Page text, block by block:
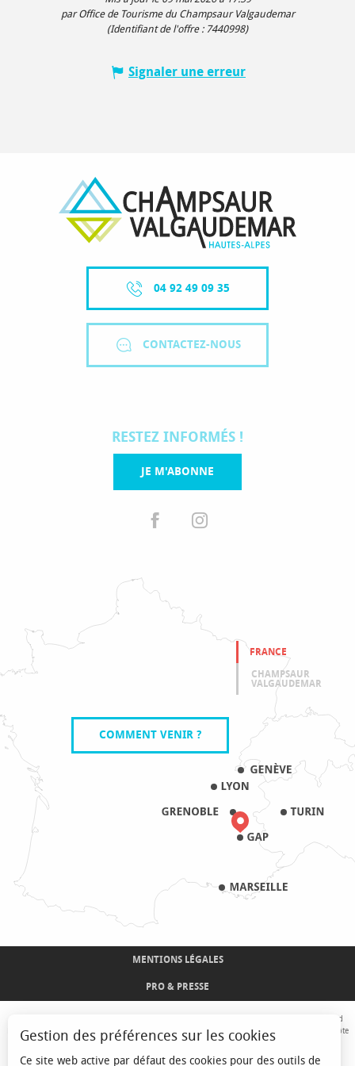
par Office de Tourisme du Champsaur Valgaudemar
(Identifiant de l'offre : 7440998)
Signaler une erreur
04 92 49 09 35
CONTACTEZ-NOUS
RESTEZ INFORMÉS !
JE M'ABONNE
FRANCE
CHAMPSAUR
VALGAUDEMAR
COMMENT VENIR ?
MENTIONS LÉGALES
PRO & PRESSE
Avec le concours de l'Union Européenne. L'Europe s'engage sur le Massif Alpin avec le fond
Européen de Développement Régional. Co-financé par le Conseil Régional Provence-Alpes-Côte
d'Azur et l'Etat, Commissariat Général des Territoires - FNADT - CIMA
Gestion des préférences sur les cookies
Ce site web active par défaut des cookies pour des outils de